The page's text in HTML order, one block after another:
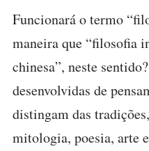
Funcionará o termo
maneira que “filosofia
chinesa”, neste
desenvolvidas de
distingam das
mitologia, poesia, arte